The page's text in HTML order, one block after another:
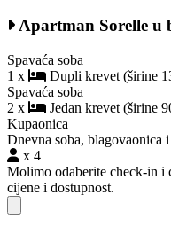
Apartman Sorelle u
Spavaća soba
1 x
Dupli krevet (širine
Spavaća soba
2 x
Jedan krevet (širine
Kupaonica
Dnevna soba, blagovaonica
x 4
Molimo odaberite check-in i
cijene i dostupnost.
Close modal